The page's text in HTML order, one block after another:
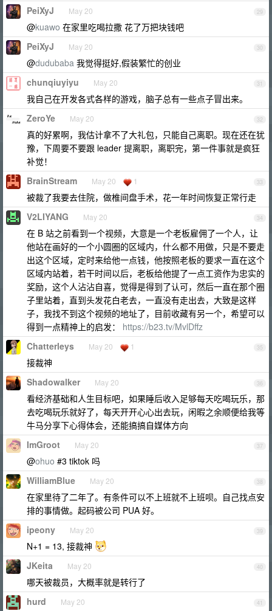
29
PeiXyJ May 20
@kuawo 在家里吃喝拉撒 花了万把块钱吧
30
PeiXyJ May 20
@dudubaba 我觉得挺好,假装繁忙的创业
31
chunqiuyiyu May 20
我自己在开发各式各样的游戏，脑子总有一些点子冒出来。
32
ZeroYe May 20
真的好累啊，我估计拿不了大礼包，只能自己离职。现在还在犹
豫，下周要不要跟 leader 提离职，离职完，第一件事就是疯狂
补觉！
33
BrainStream May 20 1
被裁了我要去住院，做椎间盘手术，花一年时间恢复正常行走
34
V2LIYANG May 20
在 B 站之前看到一个视频，大意是一个老板雇佣了一个人，让
他站在画好的一个小圆圈的区域内，什么都不用做，只是不要走
出这个区域，定时来给他一点钱，他按照老板的要求一直在这个
区域内站着，若干时间以后，老板给他提了一点工资作为忠实的
奖励，这个人沾沾自喜，觉得是得到了认可，然后一直在那个圈
子里站着，直到头发花白老去，一直没有走出去，大致是这样
子，我找不到这个视频的地址了，目前收藏有另一个，希望可以
得到一点精神上的启发： https://b23.tv/MvlDffz
35
Chatterleys May 20 1
接裁神
36
Shadowalker May 20
看经济基础和人生目标吧，如果睡后收入足够每天吃喝玩乐，那
去吃喝玩乐就好了，每天开开心心出去玩，闲暇之余顺便给我等
牛马分享下心得体会，还能搞搞自媒体方向
37
ImGroot May 20
@ohuo #3 tiktok 吗
38
WilliamBlue May 20
在家里待了二年了。有条件可以不上班就不上班呗。自己找点安
排的事情做。起码被公司 PUA 好。
39
ipeony May 20
N+1 = 13, 接裁神
40
JKeita May 20
哪天被裁员，大概率就是转行了
41
hurd May 20